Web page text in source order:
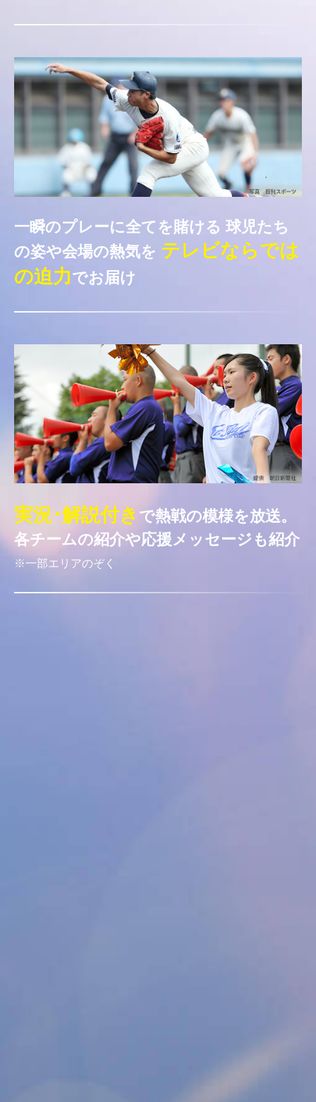
一瞬のプレーに全てを賭ける 球児たち
の姿や会場の熱気を テレビならでは
の迫力でお届け
実況･解説付き で熱戦の模様を放送。
各チームの紹介や応援メッセージも紹介
※一部エリアのぞく